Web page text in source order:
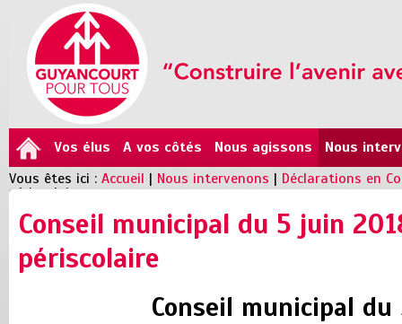
Vos élus A vos côtés Nous agissons
Nous
Vous êtes ici : Accueil | Nous intervenons | Déclarations en
périscolaire
Conseil municipal du 5 juin
périscolaire
Conseil municipal